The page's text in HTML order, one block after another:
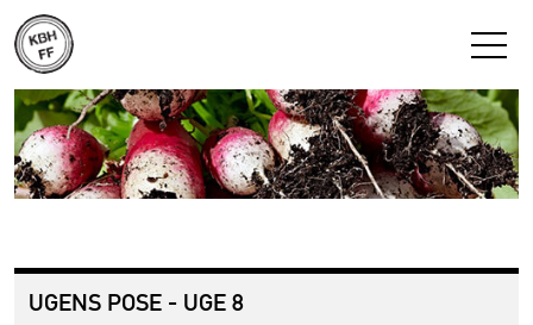
UGENS POSE - UGE 8